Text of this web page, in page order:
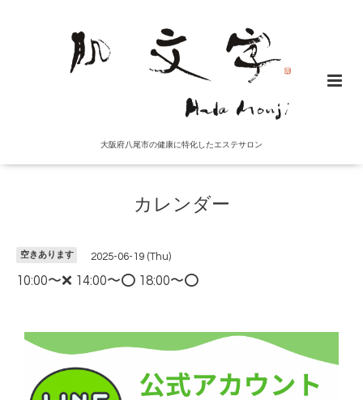
大阪府八尾市の健康に特化したエステサロン
カレンダー
空きあります 2025-06-19 (Thu)
10:00〜❌ 14:00〜⭕️ 18:00〜⭕️